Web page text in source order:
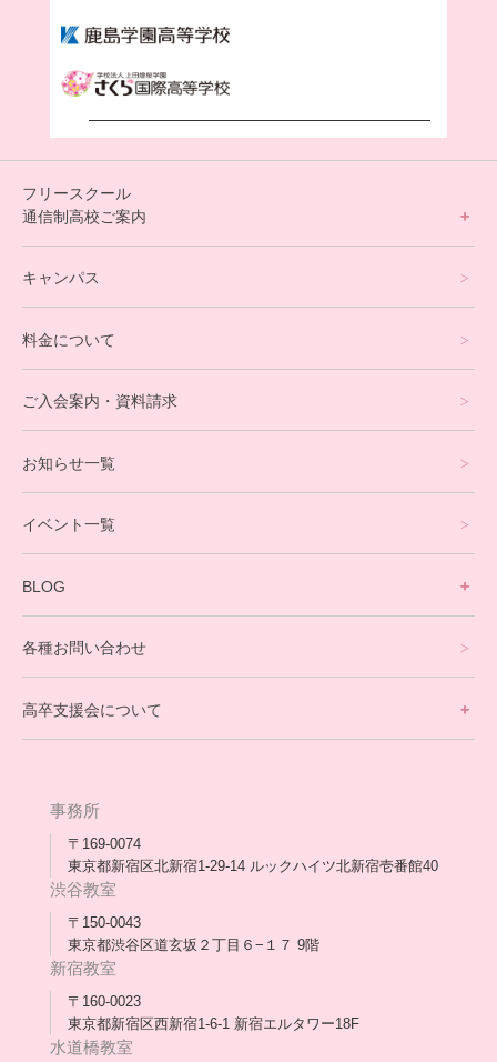
フリースクール
通信制高校ご案内
オンラインコース
eスポーツコース
就労支援コース
英会話・海外留学コース
寮生活サポート
卒業生の今
アウトリーチ支援
[家庭訪問カウンセリング]
キャンパス
料金について
ご入会案内・資料請求
お知らせ一覧
イベント一覧
BLOG
保護者交流だより一覧
会長コラム一覧
各種お問い合わせ
高卒支援会について
メディア出演
スタッフ紹介
合格・進路実績
協力団体
事務所
〒169-0074
東京都新宿区北新宿1-29-14 ルックハイツ北新宿壱番館40
渋谷教室
〒150-0043
東京都渋谷区道玄坂２丁目６−１７ 9階
新宿教室
〒160-0023
東京都新宿区西新宿1-6-1 新宿エルタワー18F
水道橋教室